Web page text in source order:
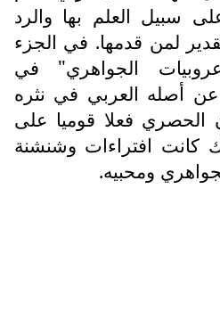
سبيل العلم بها والرد
لمن قدمها. في الجزء
الجواهري" في
أصله العربي في نثره
فعلا قوميا على
كانت افتراءات وشنشنة
ومحبيه.